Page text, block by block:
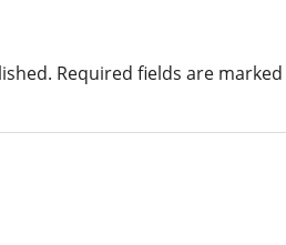
Required fields are marked